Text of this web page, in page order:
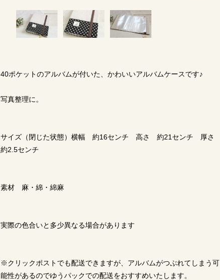
40ポケットのアルバムが付いた、かわいいアルバムケースです♪
写真整理に。
サイズ（閉じた状態）横幅 約16センチ 高さ 約21センチ 厚さ
約2.5センチ
素材 麻・綿・綿麻
実際の色合いと多少異なる場合があります
※クリックポストでも配送できますが、アルバムがつぶれてしまう可
能性があるのでゆうパックでの配送をおすすめいたします。